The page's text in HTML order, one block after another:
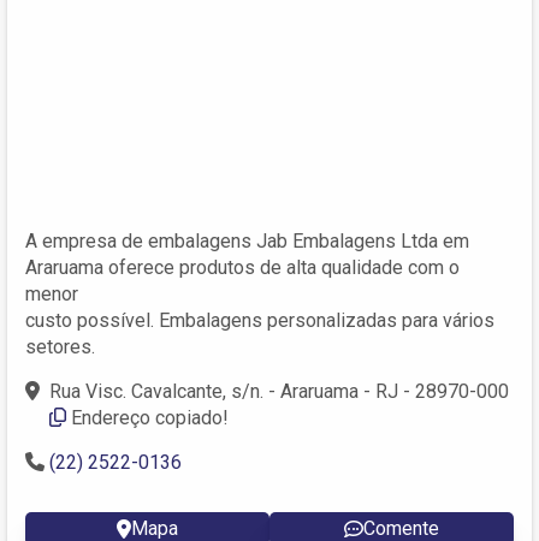
A empresa de embalagens Jab Embalagens Ltda em
Araruama oferece produtos de alta qualidade com o
menor
custo possível. Embalagens personalizadas para vários
setores.
Rua Visc. Cavalcante, s/n. - Araruama - RJ - 28970-000
Endereço copiado!
(22) 2522-0136
Mapa Comente